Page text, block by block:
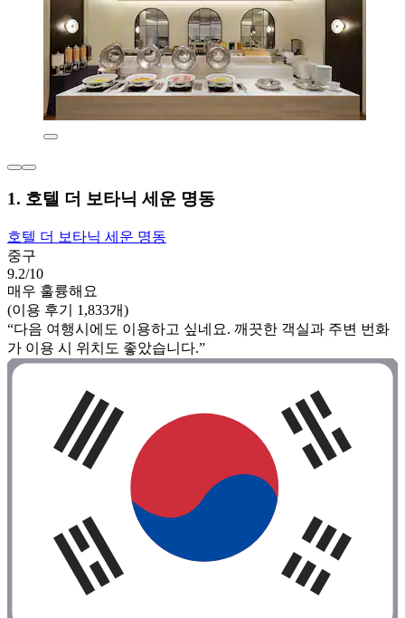
1. 호텔 더 보타닉 세운 명동
호텔 더 보타닉 세운 명동
중구
9.2/10
매우 훌륭해요
(이용 후기 1,833개)
“다음 여행시에도 이용하고 싶네요. 깨끗한 객실과 주변 번화
가 이용 시 위치도 좋았습니다.”